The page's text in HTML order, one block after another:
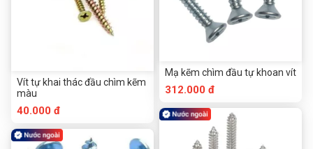
Vít tự khai thác đầu chìm kẽm
màu
40.000 đ
Mạ kẽm chìm đầu tự khoan vít
312.000 đ